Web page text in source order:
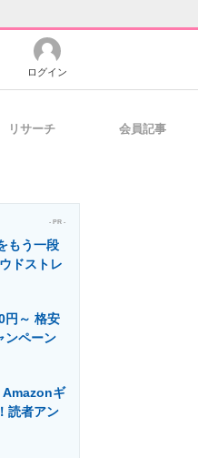
分かる
最前線
ログイン
リサーチ 会員記事
- PR -
もう一段
ドストレ
円～ 格安
ンペーン
Amazonギ
読者アン